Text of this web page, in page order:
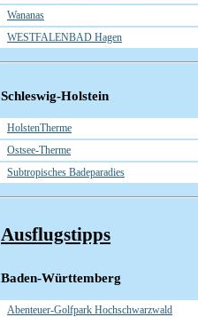
Wananas
WESTFALENBAD Hagen
Schleswig-Holstein
HolstenTherme
Ostsee-Therme
Subtropisches Badeparadies
Ausflugstipps
Baden-Württemberg
Abenteuer-Golfpark Hochschwarzwald